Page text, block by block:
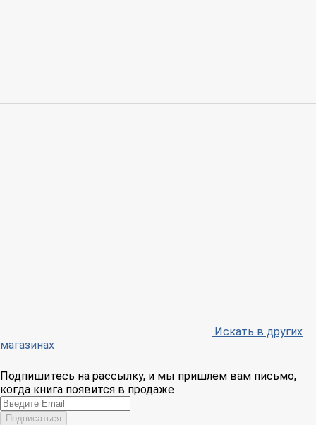
Искать в других
магазинах
Подпишитесь на рассылку, и мы пришлем вам письмо,
когда книга появится в продаже
Email
Подписаться